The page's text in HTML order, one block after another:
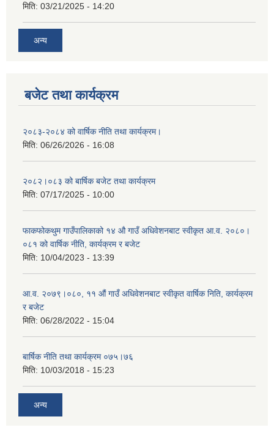
मिति: 03/21/2025 - 14:20
अन्य
बजेट तथा कार्यक्रम
२०८३-२०८४ को वार्षिक नीति तथा कार्यक्रम।
मिति: 06/26/2026 - 16:08
२०८२।०८३ को बार्षिक बजेट तथा कार्यक्रम
मिति: 07/17/2025 - 10:00
फाकफोकथुम गाउँपालिकाको १४ औ गाउँ अधिवेशनबाट स्वीकृत आ.व. २०८०।
०८१ को वार्षिक नीति, कार्यक्रम र बजेट
मिति: 10/04/2023 - 13:39
आ.व. २०७९।०८०, ११ औं गाउँ अधिवेशनबाट स्वीकृत वार्षिक निति, कार्यक्रम
र बजेट
मिति: 06/28/2022 - 15:04
बार्षिक नीति तथा कार्यक्रम ०७५।७६
मिति: 10/03/2018 - 15:23
अन्य